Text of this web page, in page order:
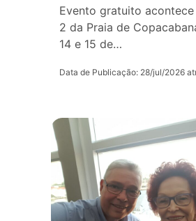
Evento gratuito
2 da Praia de
14 e 15 de…
Data de Publicação: 28/jul/2026